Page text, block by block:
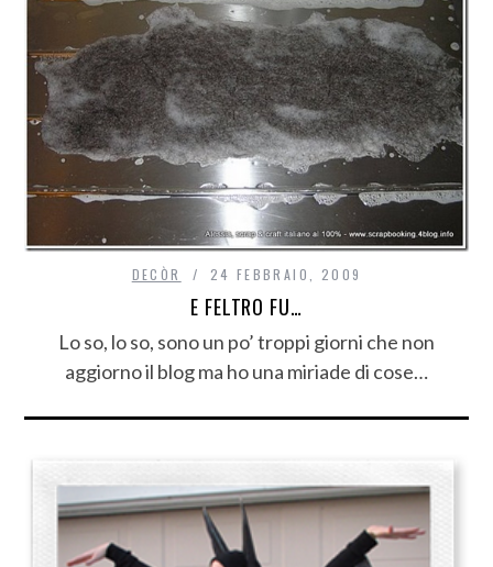
DECÒR 24 FEBBRAIO, 2009
E FELTRO FU…
Lo so, lo so, sono un po’ troppi giorni che non
aggiorno il blog ma ho una miriade di cose…